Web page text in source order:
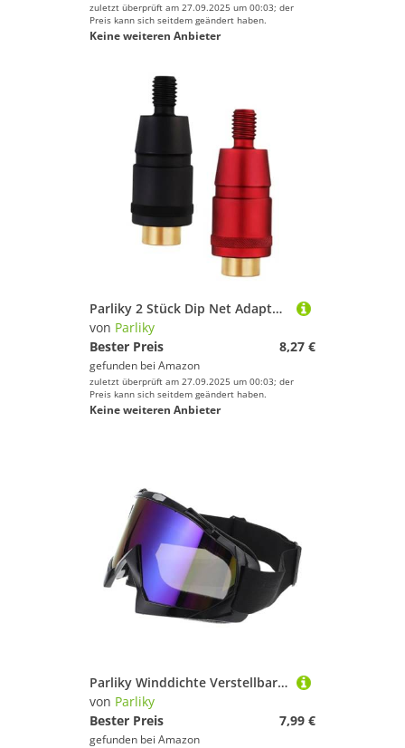
zuletzt überprüft am 27.09.2025 um 00:03; der
Preis kann sich seitdem geändert haben.
Keine weiteren Anbieter
Parliky 2 Stück Dip Net Adapter aus Aluminium Magnesium Legierung Robuster Leichter Verbindungskonverter für Kescherstangen Einfach zu Montieren für Angler und Aquakultur
von Parliky
Bester Preis
8,27 €
gefunden bei Amazon
zuletzt überprüft am 27.09.2025 um 00:03; der
Preis kann sich seitdem geändert haben.
Keine weiteren Anbieter
Parliky Winddichte Verstellbare Sportbrille für Outdoor Cycling und Motorradfahren Stoßfeste Schutzbrille mit Fog Gläsern Praktische Unisex Goggles für Radfahren Skifahren und Bergsteigen
von Parliky
Bester Preis
7,99 €
gefunden bei Amazon